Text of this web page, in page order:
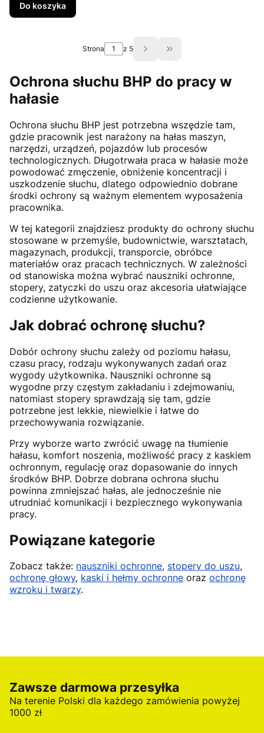
Do koszyka
Strona z 5 Przejdź do ostatniej
Ochrona słuchu BHP do pracy w
hałasie
Ochrona słuchu BHP jest potrzebna wszędzie tam,
gdzie pracownik jest narażony na hałas maszyn,
narzędzi, urządzeń, pojazdów lub procesów
technologicznych. Długotrwała praca w hałasie może
powodować zmęczenie, obniżenie koncentracji i
uszkodzenie słuchu, dlatego odpowiednio dobrane
środki ochrony są ważnym elementem wyposażenia
pracownika.
W tej kategorii znajdziesz produkty do ochrony słuchu
stosowane w przemyśle, budownictwie, warsztatach,
magazynach, produkcji, transporcie, obróbce
materiałów oraz pracach technicznych. W zależności
od stanowiska można wybrać nauszniki ochronne,
stopery, zatyczki do uszu oraz akcesoria ułatwiające
codzienne użytkowanie.
Jak dobrać ochronę słuchu?
Dobór ochrony słuchu zależy od poziomu hałasu,
czasu pracy, rodzaju wykonywanych zadań oraz
wygody użytkownika. Nauszniki ochronne są
wygodne przy częstym zakładaniu i zdejmowaniu,
natomiast stopery sprawdzają się tam, gdzie
potrzebne jest lekkie, niewielkie i łatwe do
przechowywania rozwiązanie.
Przy wyborze warto zwrócić uwagę na tłumienie
hałasu, komfort noszenia, możliwość pracy z kaskiem
ochronnym, regulację oraz dopasowanie do innych
środków BHP. Dobrze dobrana ochrona słuchu
powinna zmniejszać hałas, ale jednocześnie nie
utrudniać komunikacji i bezpiecznego wykonywania
pracy.
Powiązane kategorie
Zobacz także: nauszniki ochronne, stopery do uszu,
ochronę głowy, kaski i hełmy ochronne oraz ochronę
wzroku i twarzy.
Zawsze darmowa przesyłka
Na terenie Polski dla każdego zamówienia powyżej
1000 zł